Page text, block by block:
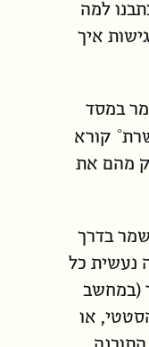
למה
איך
במסד
קורא
מהם את
בדרך
נעשית כל
(במחשב
או